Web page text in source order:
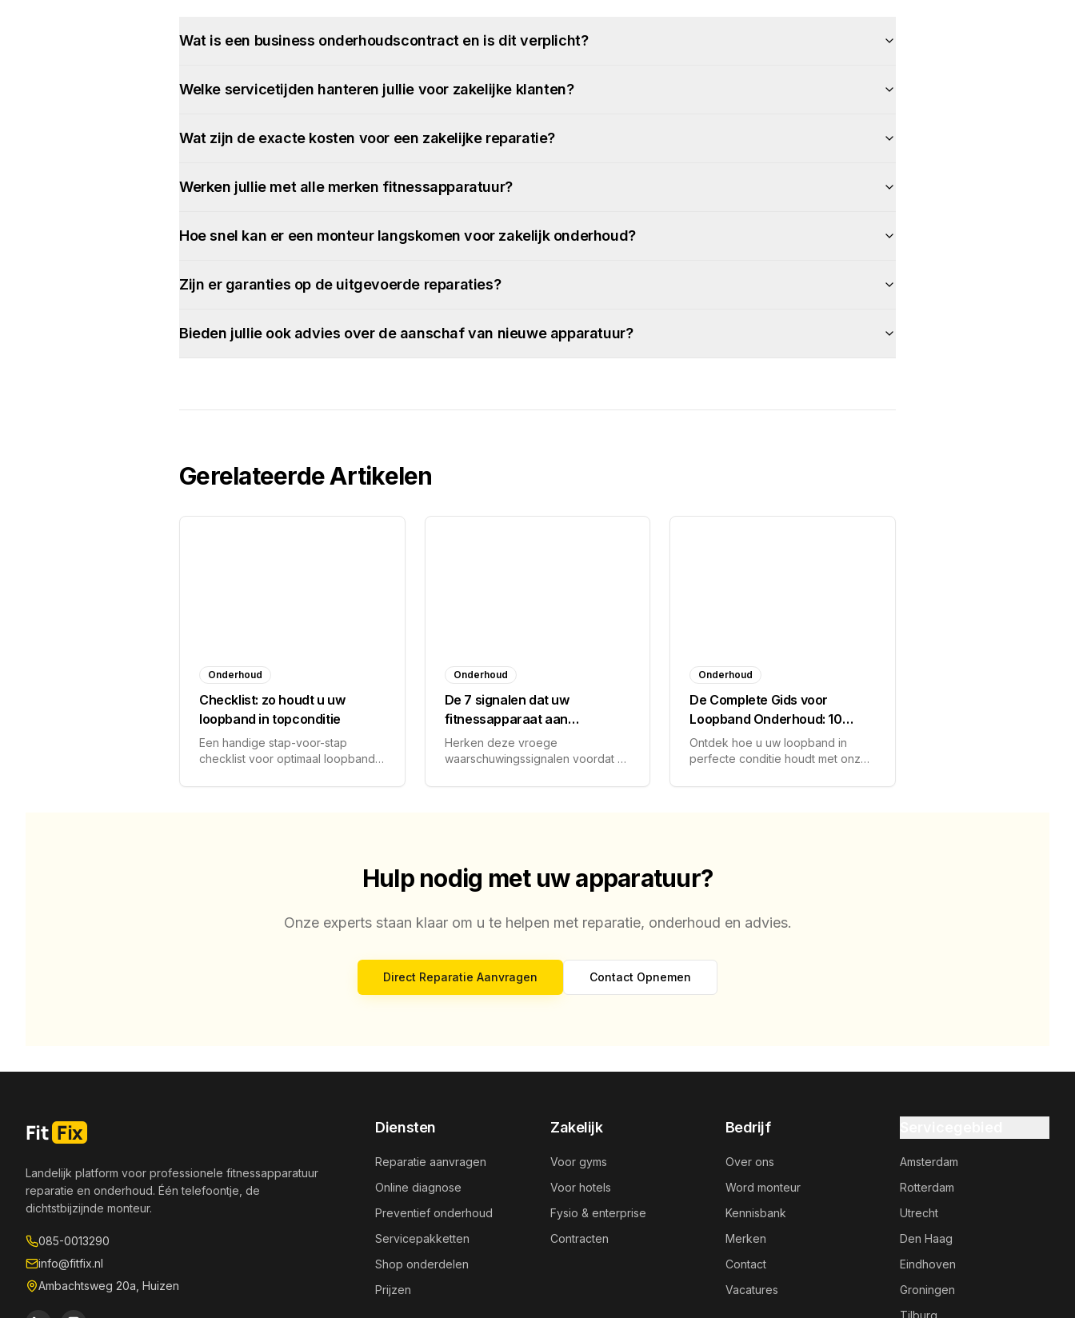
Wat is een business onderhoudscontract en is dit verplicht?
Welke servicetijden hanteren jullie voor zakelijke klanten?
Wat zijn de exacte kosten voor een zakelijke reparatie?
Werken jullie met alle merken fitnessapparatuur?
Hoe snel kan er een monteur langskomen voor zakelijk onderhoud?
Zijn er garanties op de uitgevoerde reparaties?
Bieden jullie ook advies over de aanschaf van nieuwe apparatuur?
Gerelateerde Artikelen
Onderhoud
Checklist: zo houdt u uw
loopband in topconditie
Een handige stap-voor-stap
checklist voor optimaal loopband
Onderhoud
De 7 signalen dat uw
fitnessapparaat aan
onderhoud toe is
Herken deze vroege
waarschuwingssignalen voordat er
Onderhoud
De Complete Gids voor
Loopband Onderhoud: 10
Essentiële Tips
Ontdek hoe u uw loopband in
perfecte conditie houdt met onze
dagelijkse reiniging tot periodieke
Hulp nodig met uw apparatuur?
Onze experts staan klaar om u te helpen met reparatie, onderhoud en advies.
Direct Reparatie Aanvragen Contact Opnemen
Fit Fix
Landelijk platform voor professionele fitnessapparatuur
reparatie en onderhoud. Één telefoontje, de
dichtstbijzijnde monteur.
085-0013290
info@fitfix.nl
Ambachtsweg 20a, Huizen
Diensten
Reparatie aanvragen
Online diagnose
Preventief onderhoud
Servicepakketten
Shop onderdelen
Prijzen
Zakelijk
Voor gyms
Voor hotels
Fysio & enterprise
Contracten
Bedrijf
Over ons
Word monteur
Kennisbank
Merken
Contact
Vacatures
Amsterdam
Rotterdam
Utrecht
Den Haag
Eindhoven
Groningen
Tilburg